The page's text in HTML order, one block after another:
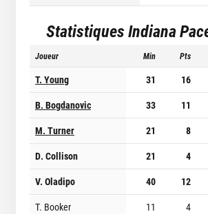
StatistiquesIndiana
Joueur Min Pts
T. Young 31 16
B. Bogdanovic
33 11
M. Turner
21 8
D. Collison
21 4
V. Oladipo
40 12
T. Booker
11 4